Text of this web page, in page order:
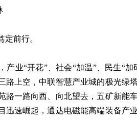
前行。
业“开花”、社会“加温”、民生“加
路上空，中联智慧产业城的极光绿
路一路向西、向北望去，五矿新能
迅速崛起，通达电磁能高端装备产